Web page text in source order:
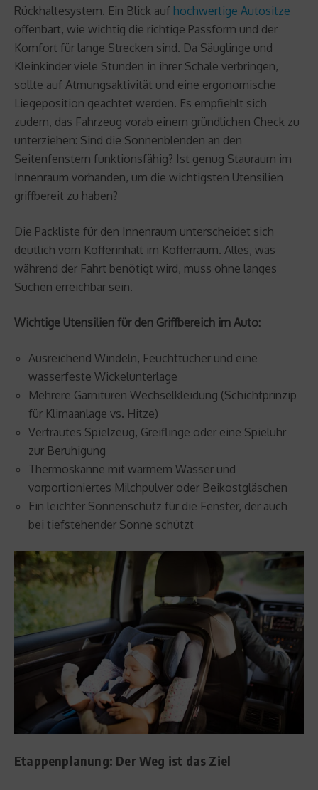
Rückhaltesystem. Ein Blick auf hochwertige Autositze
offenbart, wie wichtig die richtige Passform und der
Komfort für lange Strecken sind. Da Säuglinge und
Kleinkinder viele Stunden in ihrer Schale verbringen,
sollte auf Atmungsaktivität und eine ergonomische
Liegeposition geachtet werden. Es empfiehlt sich
zudem, das Fahrzeug vorab einem gründlichen Check zu
unterziehen: Sind die Sonnenblenden an den
Seitenfenstern funktionsfähig? Ist genug Stauraum im
Innenraum vorhanden, um die wichtigsten Utensilien
griffbereit zu haben?
Die Packliste für den Innenraum unterscheidet sich
deutlich vom Kofferinhalt im Kofferraum. Alles, was
während der Fahrt benötigt wird, muss ohne langes
Suchen erreichbar sein.
Wichtige Utensilien für den Griffbereich im Auto:
Ausreichend Windeln, Feuchttücher und eine
wasserfeste Wickelunterlage
Mehrere Garnituren Wechselkleidung (Schichtprinzip
für Klimaanlage vs. Hitze)
Vertrautes Spielzeug, Greiflinge oder eine Spieluhr
zur Beruhigung
Thermoskanne mit warmem Wasser und
vorportioniertes Milchpulver oder Beikostgläschen
Ein leichter Sonnenschutz für die Fenster, der auch
bei tiefstehender Sonne schützt
Etappenplanung: Der Weg ist das Ziel